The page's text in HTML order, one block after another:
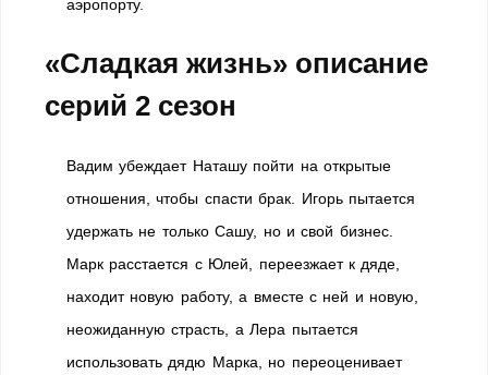
аэропорту.
«Сладкая жизнь» описание
серий 2 сезон
Вадим убеждает Наташу пойти на открытые
отношения, чтобы спасти брак. Игорь пытается
удержать не только Сашу, но и свой бизнес.
Марк расстается с Юлей, переезжает к дяде,
находит новую работу, а вместе с ней и новую,
неожиданную страсть, а Лера пытается
использовать дядю Марка, но переоценивает